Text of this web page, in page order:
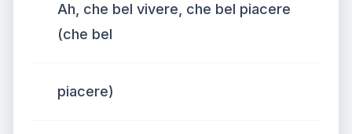
Ah, che bel vivere, che bel piacere
(che bel
piacere)